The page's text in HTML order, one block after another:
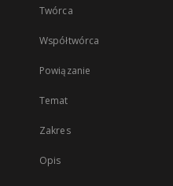
Twórca
Współtwórca
Powiązanie
Temat
Zakres
Opis